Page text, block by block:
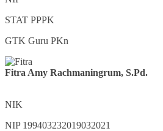
STAT PPPK
GTK Guru PKn
Fitra Amy Rachmaningrum, S.Pd.
NIK
NIP 199403232019032021